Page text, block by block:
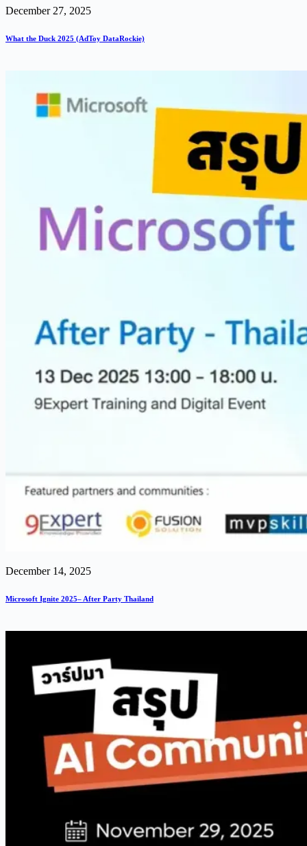
December 27, 2025
What the Duck 2025 (AdToy DataRockie)
December 14, 2025
Microsoft Ignite 2025– After Party Thailand